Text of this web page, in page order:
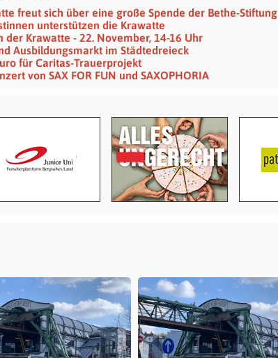
freut sich über eine große Spende der Bethe-Stiftung
unterstützen die Krawatte
der Krawatte - 22. November, 14-16 Uhr
Ausbildungsmarkt im Städtedreieck
für Caritas-Trauerprojekt
von SAX FOR FUN und SAXOPHORIA